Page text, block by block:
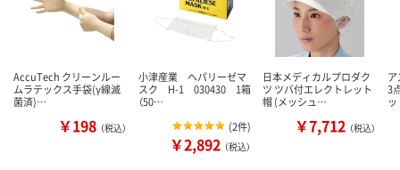
AccuTech クリーンルー
ムラテックス手袋(γ線滅
菌済)…
￥198 （税込）
小津産業 ヘパリーゼマ
スク H-1 030430 1箱
（50…
(2件)
￥2,892 （税込）
日本メディカルプロダク
ツ ツバ付エレクトレット
帽 (メッシュ…
￥7,712 （税込）
3